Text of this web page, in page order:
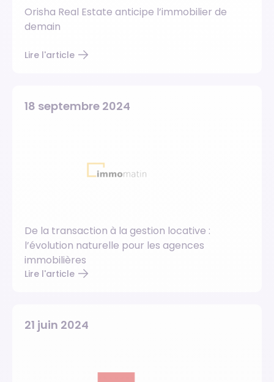
Orisha Real Estate anticipe l’immobilier de
demain
Lire l'article
18 septembre 2024
De la transaction à la gestion locative :
l’évolution naturelle pour les agences
immobilières
Lire l'article
21 juin 2024